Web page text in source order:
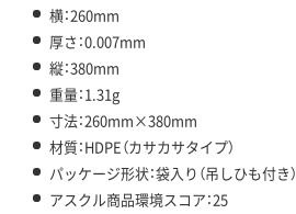
横：260mm
厚さ：0.007mm
縦：380mm
重量：1.31g
寸法：260mm×380mm
材質：HDPE（カサカサタイプ）
パッケージ形状：袋入り（吊しひも付き）
アスクル商品環境スコア：25